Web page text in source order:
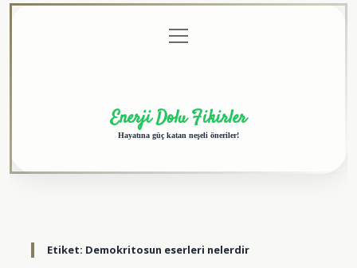
menüyü
aç
Enerji Dolu Fikirler
Hayatına güç katan neşeli öneriler!
Etiket: Demokritosun eserleri nelerdir